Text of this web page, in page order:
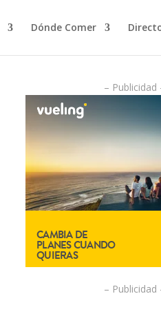
Dónde Comer
– Publicidad
– Publicidad